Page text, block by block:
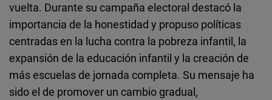
vuelta. Durante su campaña electoral destacó la
importancia de la honestidad y propuso políticas
centradas en la lucha contra la pobreza infantil, la
expansión de la educación infantil y la creación de
más escuelas de jornada completa. Su mensaje ha
sido el de promover un cambio gradual,